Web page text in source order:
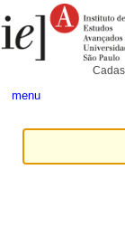
para
conteúdo.
Pessoais
menu